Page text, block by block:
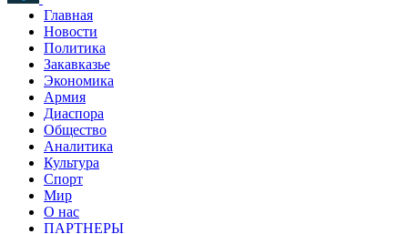
Главная
Новости
Политика
Закавказье
Экономика
Армия
Диаспора
Общество
Аналитика
Культура
Спорт
Мир
О нас
ПАРТНЕРЫ